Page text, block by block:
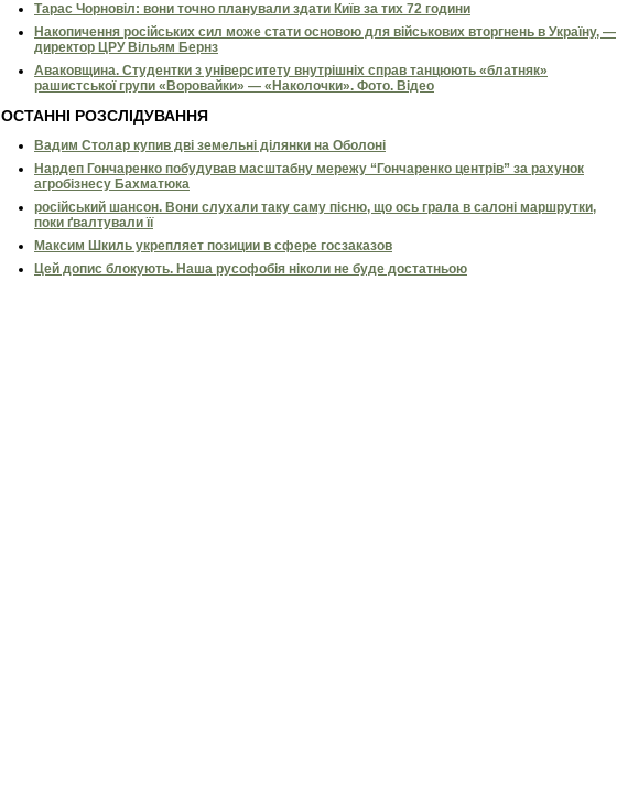
Тарас Чорновіл: вони точно планували здати Київ за тих 72 години
Накопичення російських сил може стати основою для військових вторгнень в Україну, —
директор ЦРУ Вільям Бернз
Аваковщина. Студентки з університету внутрішніх справ танцюють «блатняк»
рашистської групи «Воровайки» — «Наколочки». Фото. Відео
ОСТАННІ РОЗСЛІДУВАННЯ
Вадим Столар купив дві земельні ділянки на Оболоні
Нардеп Гончаренко побудував масштабну мережу “Гончаренко центрів” за рахунок
агробізнесу Бахматюка
російський шансон. Вони слухали таку саму пісню, що ось грала в салоні маршрутки,
поки ґвалтували її
Максим Шкиль укрепляет позиции в сфере госзаказов
Цей допис блокують. Наша русофобія ніколи не буде достатньою